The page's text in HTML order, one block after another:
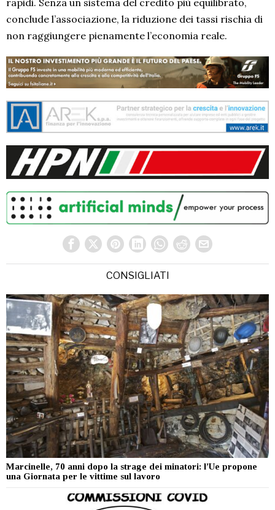
conclude l’associazione, la riduzione dei tassi rischia di
non raggiungere pienamente l’economia reale.
CONSIGLIATI
Marcinelle, 70 anni dopo la strage dei minatori: l’Ue propone
una Giornata per le vittime sul lavoro